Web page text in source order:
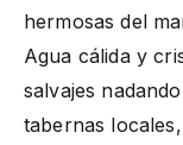
hermosas del
Agua cálida y
salvajes
tabernas